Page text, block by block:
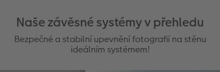
Naše závěsné systémy v přehledu
Bezpečné a stabilní upevnění fotografií na stěnu
ideálním systémem!